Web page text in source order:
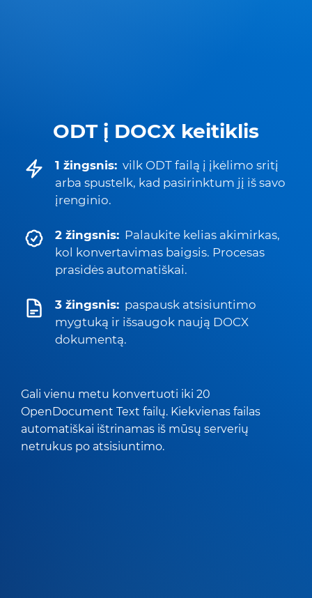
ODT į DOCX keitiklis
1 žingsnis: vilk ODT failą į įkėlimo sritį
arba spustelk, kad pasirinktum jį iš savo
įrenginio.
2 žingsnis: Palaukite kelias akimirkas,
kol konvertavimas baigsis. Procesas
prasidės automatiškai.
3 žingsnis: paspausk atsisiuntimo
mygtuką ir išsaugok naują DOCX
dokumentą.
Gali vienu metu konvertuoti iki 20
OpenDocument Text failų. Kiekvienas failas
automatiškai ištrinamas iš mūsų serverių
netrukus po atsisiuntimo.